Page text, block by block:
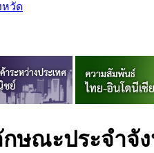
หวัด
ษณะประจำจั